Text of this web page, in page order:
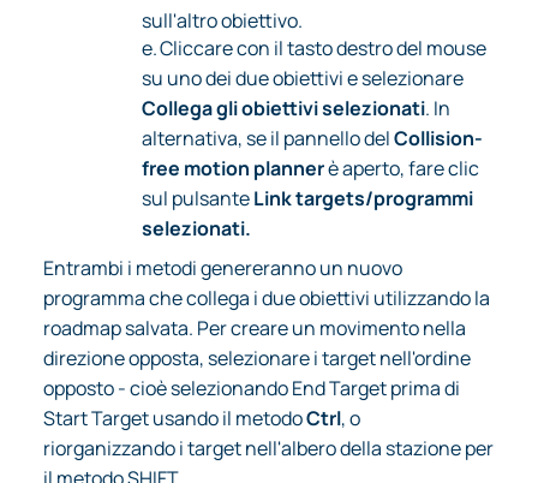
sull'altro obiettivo.
e.Cliccare con il tasto destro del mouse
su uno dei due obiettivi e selezionare
Collega gli obiettivi selezionati. In
alternativa, se il pannello delCollision-
free motion plannerè aperto, fare clic
sul pulsanteLink targets/programmi
selezionati.
Entrambi i metodi genereranno un nuovo
programma che collega i due obiettivi utilizzando la
roadmap salvata. Per creare un movimento nella
direzione opposta, selezionare i target nell'ordine
opposto - cioè selezionando End Target prima di
Start Target usando il metodoCtrl, o
riorganizzando i target nell'albero della stazione per